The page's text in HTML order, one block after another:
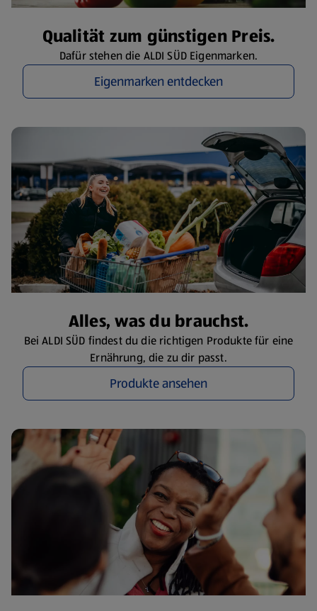
Qualität zum günstigen Preis.
Dafür stehen die ALDI SÜD Eigenmarken.
Eigenmarken entdecken
Alles, was du brauchst.
Bei ALDI SÜD findest du die richtigen Produkte für eine
Ernährung, die zu dir passt.
Produkte ansehen